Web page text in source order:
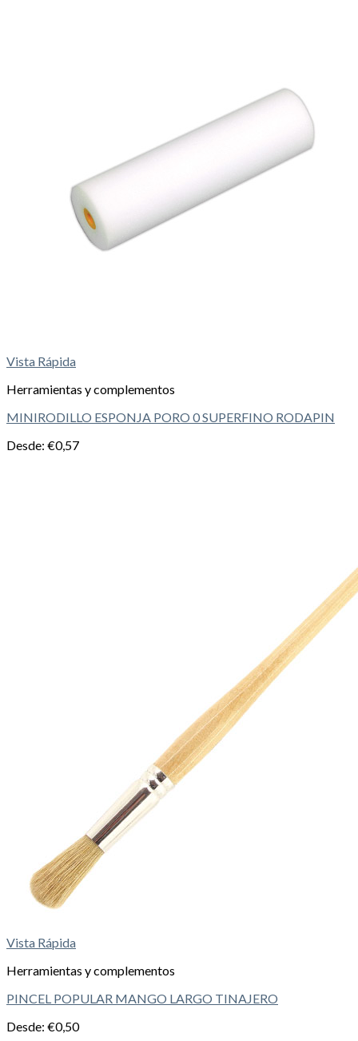
Vista Rápida
Herramientas y complementos
MINIRODILLO ESPONJA PORO 0 SUPERFINO RODAPIN
Desde: €0,57
Vista Rápida
Herramientas y complementos
PINCEL POPULAR MANGO LARGO TINAJERO
Desde: €0,50